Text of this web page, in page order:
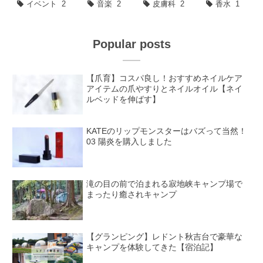
イベント 2 音楽 2 皮膚科 2 香水 1
Popular posts
【爪育】コスパ良し！おすすめネイルケア
アイテムの爪やすりとネイルオイル【ネイ
ルベッドを伸ばす】
KATEのリップモンスターはバズって当然！
03 陽炎を購入しました
滝の目の前で泊まれる寂地峡キャンプ場で
まったり癒されキャンプ
【グランピング】レドント秋吉台で豪華な
キャンプを体験してきた【宿泊記】